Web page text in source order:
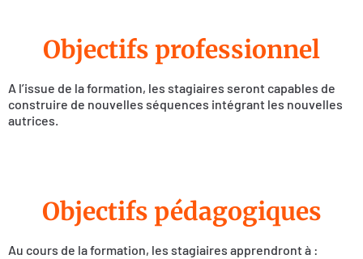
Objectifs professionnel
A l’issue de la formation, les stagiaires seront capables de
construire de nouvelles séquences intégrant les nouvelles
autrices.
Objectifs pédagogiques
Au cours de la formation, les stagiaires apprendront à :